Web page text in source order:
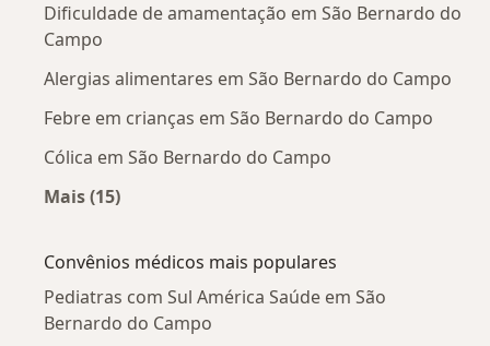
Dificuldade de amamentação em São Bernardo do
Campo
Alergias alimentares em São Bernardo do Campo
Febre em crianças em São Bernardo do Campo
Cólica em São Bernardo do Campo
Mais (15)
Convênios médicos mais populares
Pediatras com Sul América Saúde em São
Bernardo do Campo